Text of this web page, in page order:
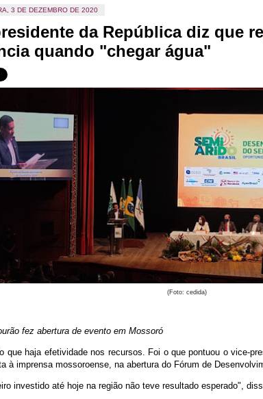
3 DE DEZEMBRO DE 2020
da República diz que
quando "chegar água"
(Foto: cedida)
fez abertura de evento em Mossoró
que haja efetividade nos recursos. Foi o que pontuou o vice-
à imprensa mossoroense, na abertura do Fórum de
investido até hoje na região não teve resultado esperado",